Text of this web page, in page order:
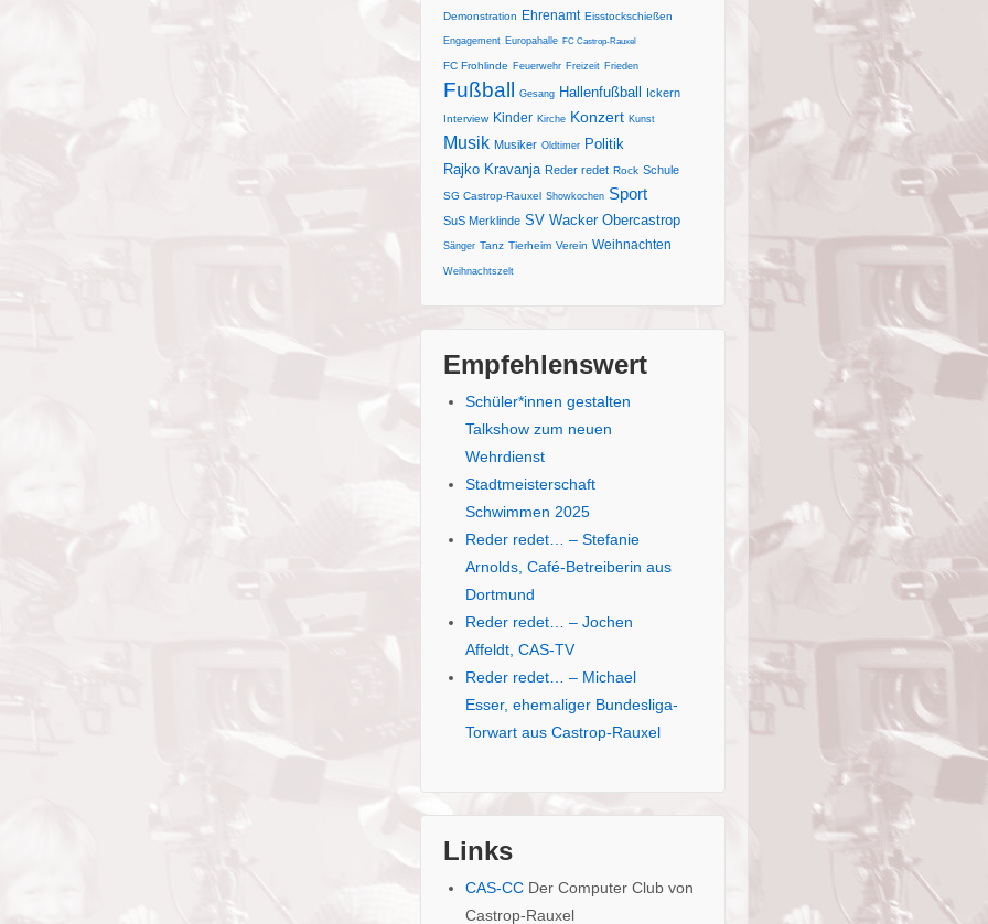
Demonstration Ehrenamt Eisstockschießen
Engagement Europahalle FC Castrop-Rauxel
FC Frohlinde Feuerwehr Freizeit Frieden
Fußball Gesang Hallenfußball Ickern
Interview Kinder Kirche Konzert Kunst
Musik Musiker Oldtimer
Politik
Rajko Kravanja Reder redet Rock Schule
SG Castrop-Rauxel Showkochen Sport
SuS Merklinde SV Wacker Obercastrop
Sänger Tanz Tierheim Verein Weihnachten
Weihnachtszelt
Empfehlenswert
Schüler*innen gestalten
Talkshow zum neuen
Wehrdienst
Stadtmeisterschaft
Schwimmen 2025
Reder redet… – Stefanie
Arnolds, Café-Betreiberin aus
Dortmund
Reder redet… – Jochen
Affeldt, CAS-TV
Reder redet… – Michael
Esser, ehemaliger Bundesliga-
Torwart aus Castrop-Rauxel
Links
CAS-CCDer Computer Club von
Castrop-Rauxel